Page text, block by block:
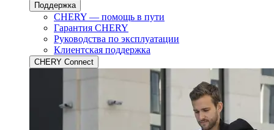
Поддержка
CHERY — помощь в пути
Гарантия CHERY
Руководства по эксплуатации
Клиентская поддержка
CHERY Connect